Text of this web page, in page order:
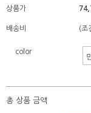
상품가
배송비 (조
color
총 상품 금액